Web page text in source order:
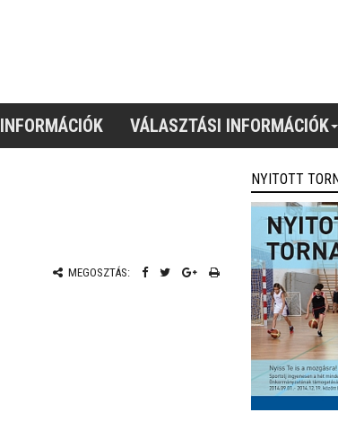
INFORMÁCIÓK VÁLASZTÁSI INFORMÁCIÓK
MEGOSZTÁS:
NYITOTT